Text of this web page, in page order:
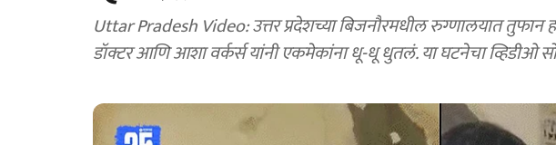
Uttar Pradesh Video: उत्तर प्रदेशच्या बिजनौरमधील रुग्णालयात तुफान
डॉक्टर आणि आशा वर्कर्स यांनी एकमेकांना धू-धू धुतलं. या घटनेचा व्हिडीओ